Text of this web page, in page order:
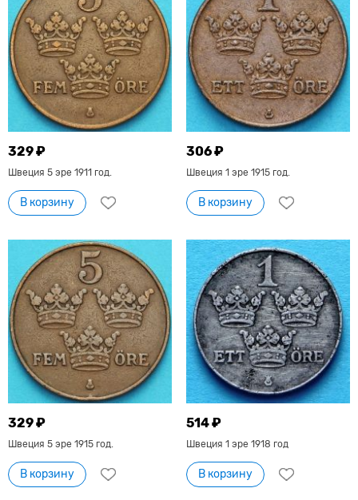
329 ₽
Швеция 5 эре 1911 год.
В корзину
306 ₽
Швеция 1 эре 1915 год.
В корзину
329 ₽
Швеция 5 эре 1915 год.
В корзину
514 ₽
Швеция 1 эре 1918 год
В корзину